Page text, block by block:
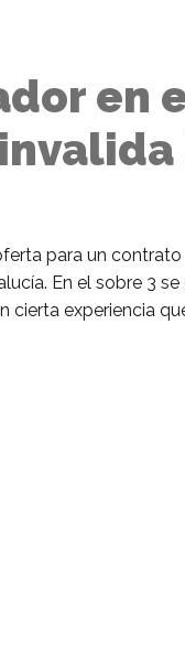
en
para un
En el sobre 3
experiencia